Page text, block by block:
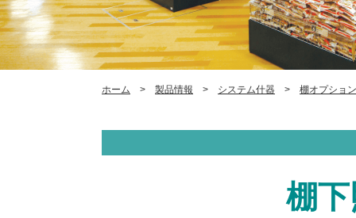
ホーム 製品情報 システム什器 棚オプション
棚